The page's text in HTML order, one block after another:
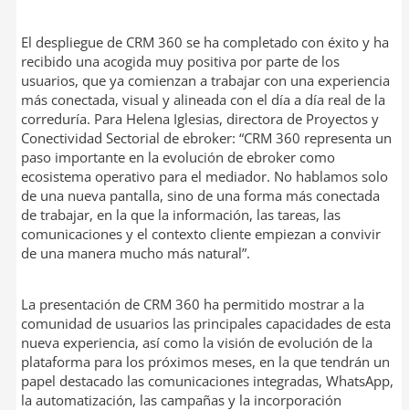
El despliegue de CRM 360 se ha completado con éxito y ha
recibido una acogida muy positiva por parte de los
usuarios, que ya comienzan a trabajar con una experiencia
más conectada, visual y alineada con el día a día real de la
correduría. Para Helena Iglesias, directora de Proyectos y
Conectividad Sectorial de ebroker: “CRM 360 representa un
paso importante en la evolución de ebroker como
ecosistema operativo para el mediador. No hablamos solo
de una nueva pantalla, sino de una forma más conectada
de trabajar, en la que la información, las tareas, las
comunicaciones y el contexto cliente empiezan a convivir
de una manera mucho más natural”.
La presentación de CRM 360 ha permitido mostrar a la
comunidad de usuarios las principales capacidades de esta
nueva experiencia, así como la visión de evolución de la
plataforma para los próximos meses, en la que tendrán un
papel destacado las comunicaciones integradas, WhatsApp,
la automatización, las campañas y la incorporación